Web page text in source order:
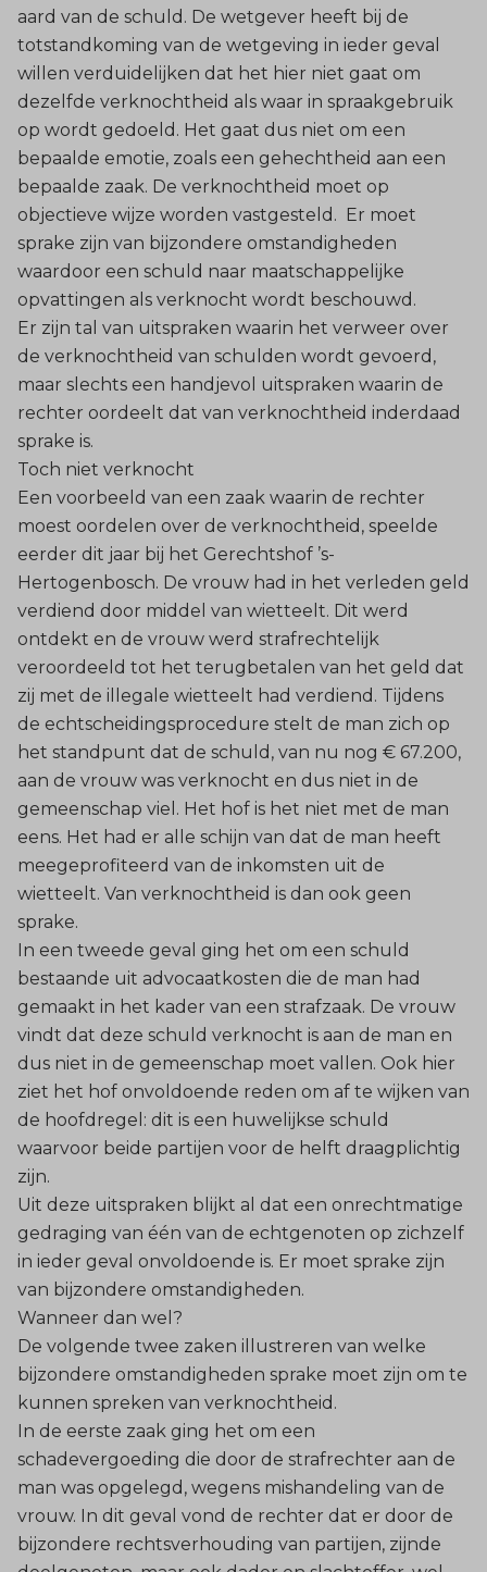
aard van de schuld. De wetgever heeft bij de
totstandkoming van de wetgeving in ieder geval
willen verduidelijken dat het hier niet gaat om
dezelfde verknochtheid als waar in spraakgebruik
op wordt gedoeld. Het gaat dus niet om een
bepaalde emotie, zoals een gehechtheid aan een
bepaalde zaak. De verknochtheid moet op
objectieve wijze worden vastgesteld. Er moet
sprake zijn van bijzondere omstandigheden
waardoor een schuld naar maatschappelijke
opvattingen als verknocht wordt beschouwd.
Er zijn tal van uitspraken waarin het verweer over
de verknochtheid van schulden wordt gevoerd,
maar slechts een handjevol uitspraken waarin de
rechter oordeelt dat van verknochtheid inderdaad
sprake is.
Toch niet verknocht
Een voorbeeld van een zaak waarin de rechter
moest oordelen over de verknochtheid, speelde
eerder dit jaar bij het Gerechtshof ’s-
Hertogenbosch. De vrouw had in het verleden geld
verdiend door middel van wietteelt. Dit werd
ontdekt en de vrouw werd strafrechtelijk
veroordeeld tot het terugbetalen van het geld dat
zij met de illegale wietteelt had verdiend. Tijdens
de echtscheidingsprocedure stelt de man zich op
het standpunt dat de schuld, van nu nog € 67.200,
aan de vrouw was verknocht en dus niet in de
gemeenschap viel. Het hof is het niet met de man
eens. Het had er alle schijn van dat de man heeft
meegeprofiteerd van de inkomsten uit de
wietteelt. Van verknochtheid is dan ook geen
sprake.
In een tweede geval ging het om een schuld
bestaande uit advocaatkosten die de man had
gemaakt in het kader van een strafzaak. De vrouw
vindt dat deze schuld verknocht is aan de man en
dus niet in de gemeenschap moet vallen. Ook hier
ziet het hof onvoldoende reden om af te wijken van
de hoofdregel: dit is een huwelijkse schuld
waarvoor beide partijen voor de helft draagplichtig
zijn.
Uit deze uitspraken blijkt al dat een onrechtmatige
gedraging van één van de echtgenoten op zichzelf
in ieder geval onvoldoende is. Er moet sprake zijn
van bijzondere omstandigheden.
Wanneer dan wel?
De volgende twee zaken illustreren van welke
bijzondere omstandigheden sprake moet zijn om te
kunnen spreken van verknochtheid.
In de eerste zaak ging het om een
schadevergoeding die door de strafrechter aan de
man was opgelegd, wegens mishandeling van de
vrouw. In dit geval vond de rechter dat er door de
bijzondere rechtsverhouding van partijen, zijnde